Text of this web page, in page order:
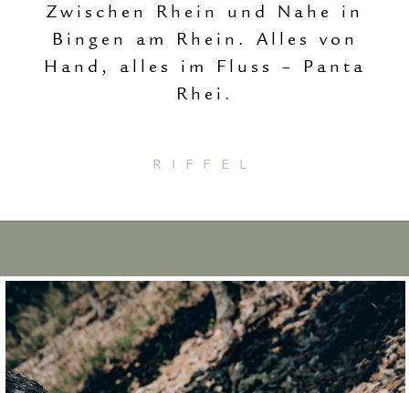
Zwischen Rhein und Nahe in
Bingen am Rhein. Alles von
Hand, alles im Fluss – Panta
Rhei.
RIFFEL